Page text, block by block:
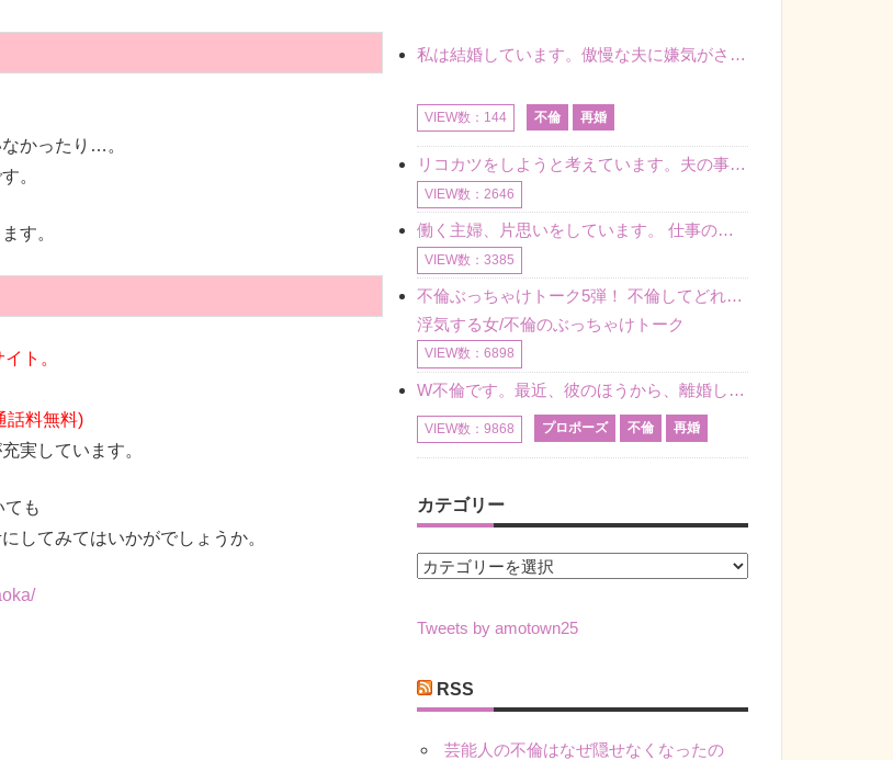
かったり…。
。
す。
ト。
話料無料)
実しています。
ても
してみてはいかがでしょうか。
私は結婚しています。傲慢な夫に嫌気がさし離婚を考えていたときに、彼と出会いました。彼には恋人がいましたが、話をするうちに、夫とのことを相談するようにな
VIEW数：144 不倫 再婚
リコカツをしようと考えています。夫の事からの愛情を全く感じません。子供がいるので、子供が成長するまではと我慢しています。 まず、お金が必要だと考え、仕事の量も増やしました。ところが、夫は働かず、結局は
VIEW数：2646
働く主婦、片思いをしています。 仕事の相談をしていくうちに、彼のことを好きになりました。私には夫も子供もいます。不倫をしているわけでもなく、もちろん、この気持ちは誰にも話していません。 ラインをする関
VIEW数：3385
不倫ぶっちゃけトーク5弾！ 不倫してどれくらい？ 不倫のあれこれを、なんでもどうぞ♪♪
浮気する女/不倫のぶっちゃけトーク
VIEW数：6898
W不倫です。最近、彼のほうから、離婚して再婚しよう、と言ってきました。ハッキリいうと、そこまでは考えていませんでした。彼を好きな気持ちはあるし、彼なしの生活は考えられません。だけど、離婚して再婚すると
VIEW数：9868 プロポーズ 不倫 再婚
カテゴリー
カ
ゴ
ー
Tweets by amotown25
RSS
芸能人の不倫はなぜ隠せなくなったの